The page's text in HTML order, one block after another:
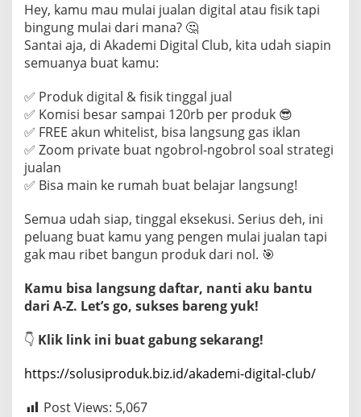
Hey, kamu mau mulai jualan digital atau fisik tapi
bingung mulai dari mana? 🤔
Santai aja, di Akademi Digital Club, kita udah siapin
semuanya buat kamu:
✅ Produk digital & fisik tinggal jual
✅ Komisi besar sampai 120rb per produk 😎
✅ FREE akun whitelist, bisa langsung gas iklan
✅ Zoom private buat ngobrol-ngobrol soal strategi
jualan
✅ Bisa main ke rumah buat belajar langsung!
Semua udah siap, tinggal eksekusi. Serius deh, ini
peluang buat kamu yang pengen mulai jualan tapi
gak mau ribet bangun produk dari nol. 🎯
Kamu bisa langsung daftar, nanti aku bantu
dari A-Z. Let’s go, sukses bareng yuk!
👇 Klik link ini buat gabung sekarang!
https://solusiproduk.biz.id/akademi-digital-club/
Post Views: 5,067